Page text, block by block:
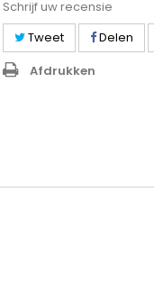
Schrijf uw recensie
Tweet
Delen
Afdrukken